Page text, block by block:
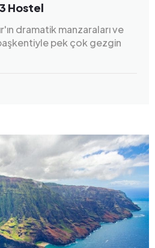
Hostel
dramatik manzaraları ve
pek çok gezgin